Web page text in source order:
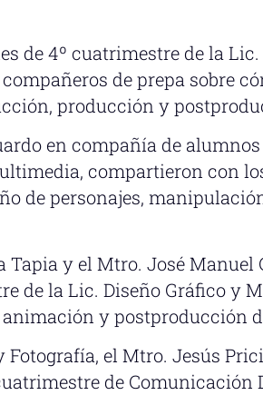
de 4º cuatrimestre de la
de prepa sobre
producción y
en compañía de
compartieron con
de personajes,
Tapia y el Mtro. José Manuel
de la Lic. Diseño Gráfico y
y postproducción
Fotografía, el Mtro. Jesús
de Comunicación